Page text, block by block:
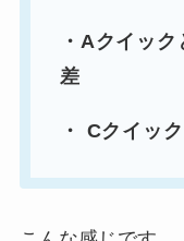
・Aクイッ
差
・ Cクイッ